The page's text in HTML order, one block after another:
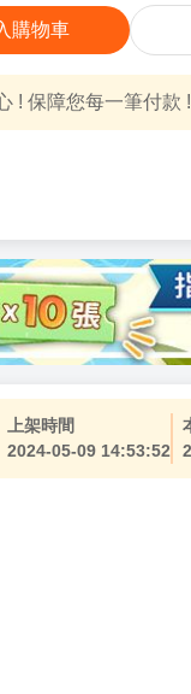
購物車
! 保障您每一筆付款 !